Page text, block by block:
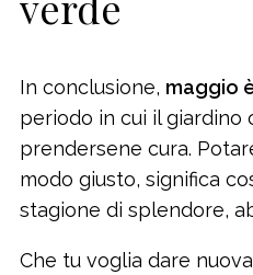
In conclusione, maggio
periodo in cui il giardino
prendersene cura.
modo giusto, significa
stagione di splendore,
Che tu voglia dare